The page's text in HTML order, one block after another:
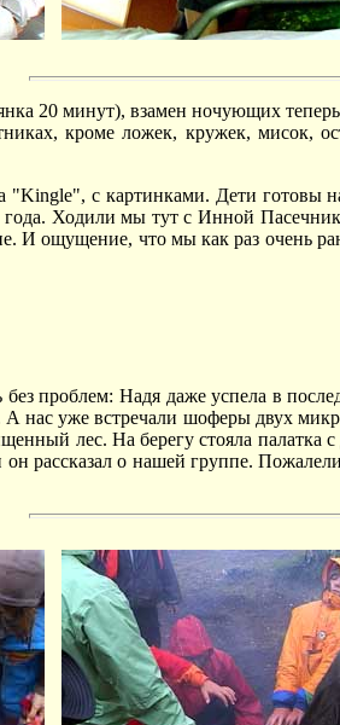
20 минут), взамен ночующих
кроме ложек, кружек,
с картинками. Дети готовы
Ходили мы тут с Инной
И ощущение, что мы как раз очень
проблем: Надя даже успела в
уже встречали шоферы двух
лес. На берегу стояла палатка
рассказал о нашей группе.